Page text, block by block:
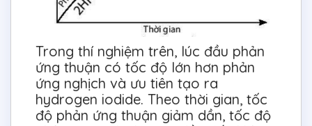
Trong thí nghiệm trên, lúc đầu phản
ứng thuận có tốc độ lớn hơn phản
ứng nghịch và ưu tiên tạo ra
hydrogen iodide. Theo thời gian, tốc
độ phản ứng thuận giảm dần, tốc độ